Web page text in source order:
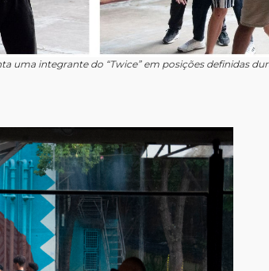
uma integrante do “Twice” em posições definidas